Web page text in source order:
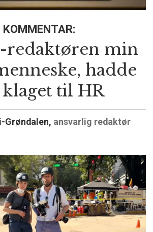
KOMMENTAR:
redaktøren min
hadde
klaget til HR
Grøndalen, ansvarlig redaktør